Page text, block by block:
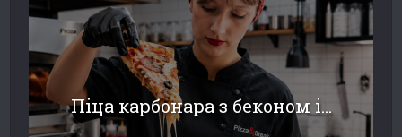
Піца карбонара з беконом і...